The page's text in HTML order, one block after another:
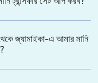
জ্যামাইকা-এ আমার মানি